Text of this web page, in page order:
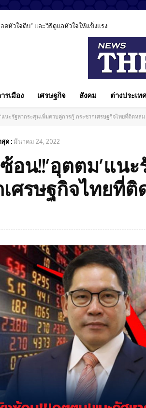
ดหัวใจตีบ” และวิธีดูแลหัวใจให้แข็งแรง
รเมือง เศรษฐกิจ สังคม ต่างประเท
นะรัฐหากระสุนเพิ่มควบคู่การกู้ กระชากเศรษฐกิจไทยที่ติดหล่ม
ด : มีนาคม 24, 2022
อน!!’อุตตม’แน
ศรษฐกิจไทยที่